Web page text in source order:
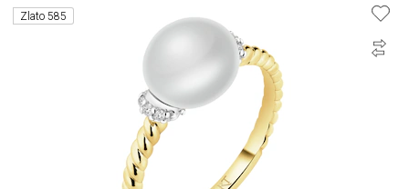
Zlato 585